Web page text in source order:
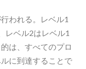
われる。レベル1
レベル2はレベル1
は、すべてのプロ
ルに到達することで